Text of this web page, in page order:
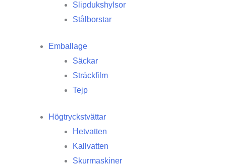
Slipdukshylsor
Stålborstar
Emballage
Säckar
Sträckfilm
Tejp
Högtryckstvättar
Hetvatten
Kallvatten
Skurmaskiner